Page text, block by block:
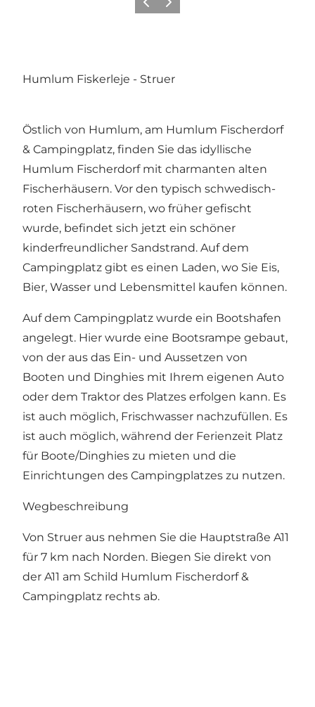
ZurückWeiter
Humlum Fiskerleje - Struer
Östlich von Humlum, am Humlum Fischerdorf
& Campingplatz, finden Sie das idyllische
Humlum Fischerdorf mit charmanten alten
Fischerhäusern. Vor den typisch schwedisch-
roten Fischerhäusern, wo früher gefischt
wurde, befindet sich jetzt ein schöner
kinderfreundlicher Sandstrand. Auf dem
Campingplatz gibt es einen Laden, wo Sie Eis,
Bier, Wasser und Lebensmittel kaufen können.
Auf dem Campingplatz wurde ein Bootshafen
angelegt. Hier wurde eine Bootsrampe gebaut,
von der aus das Ein- und Aussetzen von
Booten und Dinghies mit Ihrem eigenen Auto
oder dem Traktor des Platzes erfolgen kann. Es
ist auch möglich, Frischwasser nachzufüllen. Es
ist auch möglich, während der Ferienzeit Platz
für Boote/Dinghies zu mieten und die
Einrichtungen des Campingplatzes zu nutzen.
Wegbeschreibung
Von Struer aus nehmen Sie die Hauptstraße A11
für 7 km nach Norden. Biegen Sie direkt von
der A11 am Schild Humlum Fischerdorf &
Campingplatz rechts ab.